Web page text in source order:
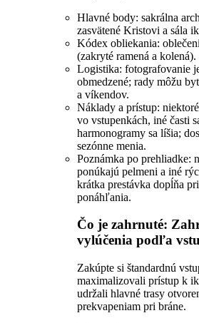
Hlavné body: sakrálna
zasvätené Kristovi a sála
Kódex obliekania:
(zakryté ramená a kolená).
Logistika: fotografovanie
obmedzené; rady môžu
a víkendov.
Náklady a prístup:
vo vstupenkách, iné časti
harmonogramy sa líšia;
sezónne menia.
Poznámka po prehliadke:
ponúkajú pelmeni a iné
krátka prestávka dopĺňa
ponáhľania.
Čo je zahrnuté:
vylúčenia podľa
Zakúpte si štandardnú
maximalizovali prístup k
udržali hlavné trasy
prekvapeniam pri bráne.